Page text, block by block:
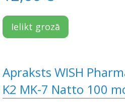
Ielikt grozā
Apraksts WISH
K2 MK-7 Natto 100